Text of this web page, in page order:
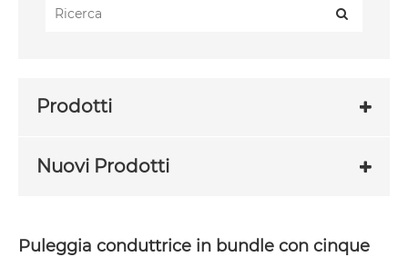
Prodotti
Nuovi Prodotti
Puleggia conduttrice in bundle con cinque